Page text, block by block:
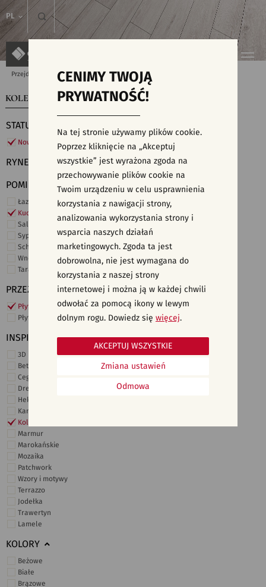
PL
Przejdź do strony głównej Kolekcje
KOLEKCJE WYSZUKIWARKA PŁYTEK
STATUS
Nowości
RYNEK
POMIESZCZENIE
Łazienka
Kuchnia
Salon i hol
Sypialnia
Schody
Wnętrza komercyjne
Taras i ogród
PRZEZNACZENIE
Płytki ścienne
Płytki podłogowe
INSPIRACJE
3D i struktury
Beton
Cegiełki
Drewno
Heksagonalne
Kamień
Kolor
Marmur
Marokańskie
Mozaika
Patchwork
Wzory i motywy
Terrazzo
Jodełka
Trawertyn
Lamele
KOLORY
Beżowe
Białe
Brązowe
CENIMY TWOJĄ
PRYWATNOŚĆ!
Na tej stronie używamy plików cookie.
Poprzez kliknięcie na „Akceptuj
wszystkie” jest wyrażona zgoda na
przechowywanie plików cookie na
Twoim urządzeniu w celu usprawnienia
korzystania z nawigacji strony,
analizowania wykorzystania strony i
wsparcia naszych działań
marketingowych. Zgoda ta jest
dobrowolna, nie jest wymagana do
korzystania z naszej strony
internetowej i można ją w każdej chwili
odwołać za pomocą ikony w lewym
dolnym rogu. Dowiedz się więcej.
Odmowa
Zmiana ustawień
AKCEPTUJ WSZYSTKIE